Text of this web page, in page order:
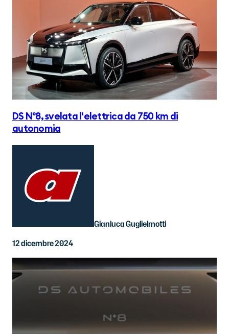
DS N°8, svelata l'elettrica da 750 km di
autonomia
Gianluca Guglielmotti
12 dicembre 2024